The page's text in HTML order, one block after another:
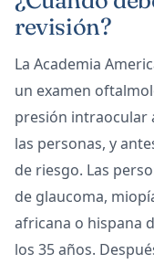
revisión?
La Academia
un examen
presión intraocular
las personas, y
de riesgo. Las
de glaucoma,
africana o hispana
los 35 años.